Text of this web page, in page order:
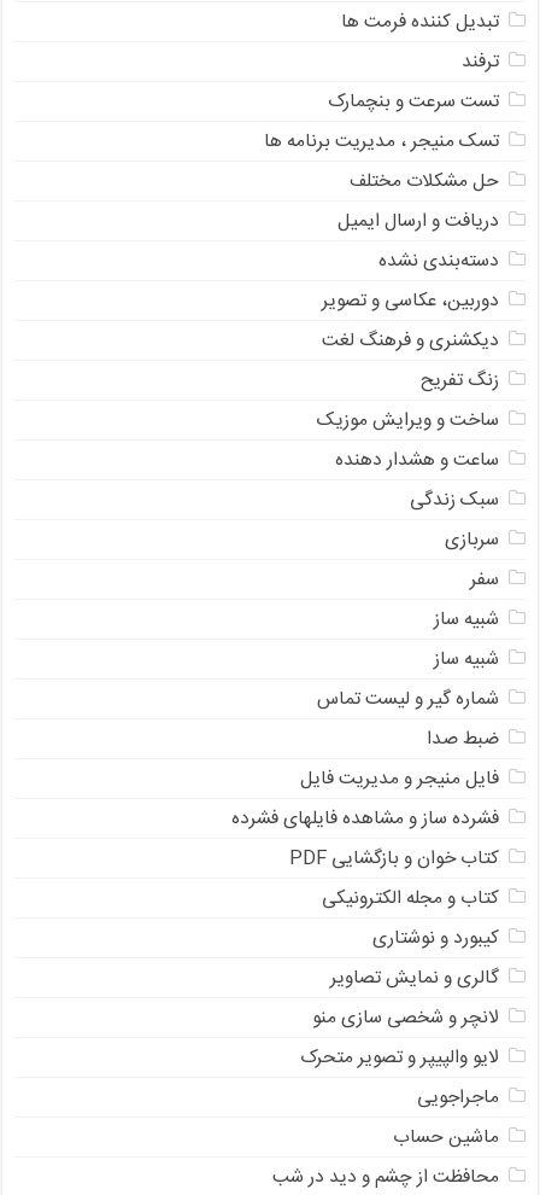
تبدیل کننده فرمت ها
ترفند
تست سرعت و بنچمارک
تسک منیجر ، مدیریت برنامه ها
حل مشکلات مختلف
دریافت و ارسال ایمیل
دسته‌بندی نشده
دوربین، عکاسی و تصویر
دیکشنری و فرهنگ لغت
زنگ تفریح
ساخت و ویرایش موزیک
ساعت و هشدار دهنده
سبک زندگی
سربازی
سفر
شبیه ساز
شبیه ساز
شماره گیر و لیست تماس
ضبط صدا
فایل منیجر و مدیریت فایل
فشرده ساز و مشاهده فایلهای فشرده
کتاب خوان و بازگشایی PDF
کتاب و مجله الکترونیکی
کیبورد و نوشتاری
گالری و نمایش تصاویر
لانچر و شخصی سازی منو
لایو والپیپر و تصویر متحرک
ماجراجویی
ماشین حساب
محافظت از چشم و دید در شب